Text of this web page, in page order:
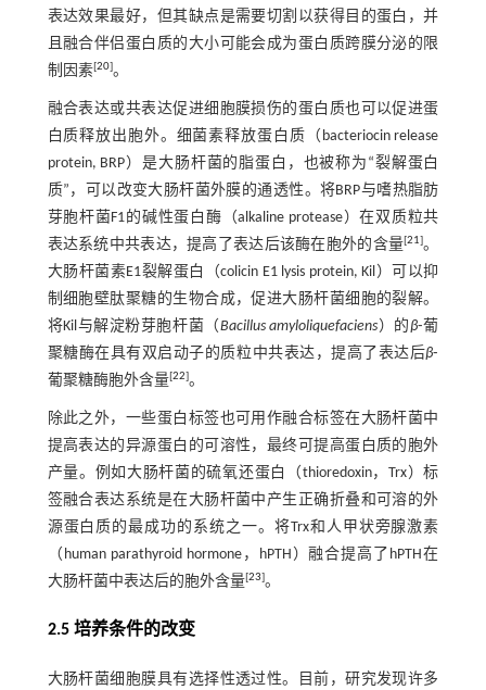
表达效果最好，但其缺点是需要切割以获得目的蛋白，并
且融合伴侣蛋白质的大小可能会成为蛋白质跨膜分泌的限
制因素[20]。
融合表达或共表达促进细胞膜损伤的蛋白质也可以促进蛋
白质释放出胞外。细菌素释放蛋白质（bacteriocin release
protein, BRP）是大肠杆菌的脂蛋白，也被称为“裂解蛋白
质”，可以改变大肠杆菌外膜的通透性。将BRP与嗜热脂肪
芽胞杆菌F1的碱性蛋白酶（alkaline protease）在双质粒共
表达系统中共表达，提高了表达后该酶在胞外的含量[21]。
大肠杆菌素E1裂解蛋白（colicin E1 lysis protein, Kil）可以抑
制细胞壁肽聚糖的生物合成，促进大肠杆菌细胞的裂解。
将Kil与解淀粉芽胞杆菌（Bacillus amyloliquefaciens）的β⁃葡
聚糖酶在具有双启动子的质粒中共表达，提高了表达后β⁃
葡聚糖酶胞外含量[22]。
除此之外，一些蛋白标签也可用作融合标签在大肠杆菌中
提高表达的异源蛋白的可溶性，最终可提高蛋白质的胞外
产量。例如大肠杆菌的硫氧还蛋白（thioredoxin，Trx）标
签融合表达系统是在大肠杆菌中产生正确折叠和可溶的外
源蛋白质的最成功的系统之一。将Trx和人甲状旁腺激素
（human parathyroid hormone，hPTH）融合提高了hPTH在
大肠杆菌中表达后的胞外含量[23]。
2.5 培养条件的改变
大肠杆菌细胞膜具有选择性透过性。目前，研究发现许多